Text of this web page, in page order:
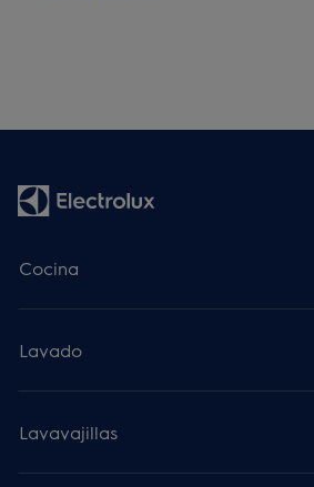
Cocina
Lavado
Lavavajillas